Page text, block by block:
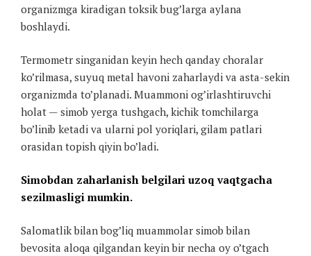
organizmga kiradigan toksik bug’larga aylana
boshlaydi.
Termometr singanidan keyin hech qanday choralar
ko’rilmasa, suyuq metal havoni zaharlaydi va asta-sekin
organizmda to’planadi. Muammoni og’irlashtiruvchi
holat — simob yerga tushgach, kichik tomchilarga
bo’linib ketadi va ularni pol yoriqlari, gilam patlari
orasidan topish qiyin bo’ladi.
Simobdan zaharlanish belgilari uzoq vaqtgacha
sezilmasligi mumkin.
Salomatlik bilan bog’liq muammolar simob bilan
bevosita aloqa qilgandan keyin bir necha oy o’tgach